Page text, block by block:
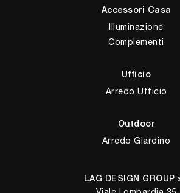
Accessori Casa
Illuminazione
Complementi
Ufficio
Arredo Ufficio
Outdoor
Arredo Giardino
LAG DESIGN GROUP